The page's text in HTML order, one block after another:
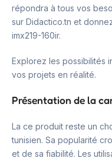
répondra à tous vos
sur Didactico.tn et
imx219-160ir.
Explorez les possibilités
vos projets en réalité.
Présentation de la
La ce produit reste un
tunisien. Sa popularité
et de sa fiabilité. Les